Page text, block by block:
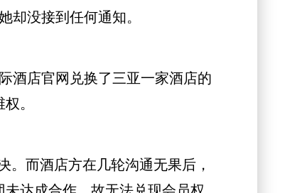
没接到任何通知。
店官网兑换了三亚一家酒店的
。
而酒店方在几轮沟通无果后，